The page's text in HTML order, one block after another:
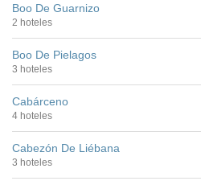
Boo De Guarnizo
2 hoteles
Boo De Pielagos
3 hoteles
Cabárceno
4 hoteles
Cabezón De Liébana
3 hoteles